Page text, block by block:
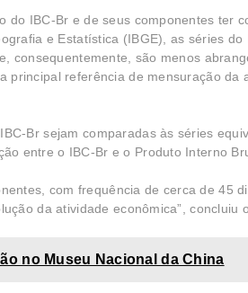
do IBC-Br e de seus componentes ter
e Estatística (IBGE), as séries do
consequentemente, são menos
principal referência de mensuração da
Br sejam comparadas às séries
entre o IBC-Br e o Produto Interno
com frequência de cerca de 45
da atividade econômica”, concluiu
no Museu Nacional da China